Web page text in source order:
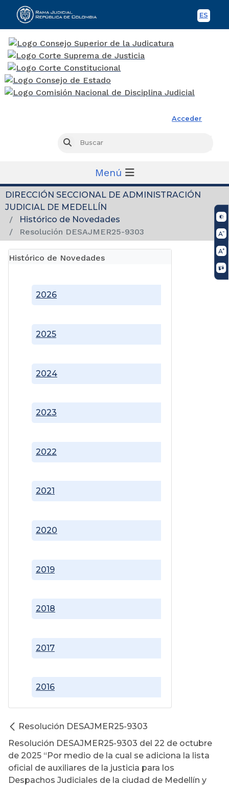
ES
Acceder
Buscar
Menú
DIRECCIÓN SECCIONAL DE ADMINISTRACIÓN
JUDICIAL DE MEDELLÍN
Histórico de Novedades
Resolución DESAJMER25-9303
Histórico de Novedades
2016
2017
2018
2019
2020
2021
2022
2023
2024
2025
2026
Resolución DESAJMER25-9303
Resolución DESAJMER25-9303 del 22 de octubre
de 2025 “Por medio de la cual se adiciona la lista
oficial de auxiliares de la justicia para los
Despachos Judiciales de la ciudad de Medellín y